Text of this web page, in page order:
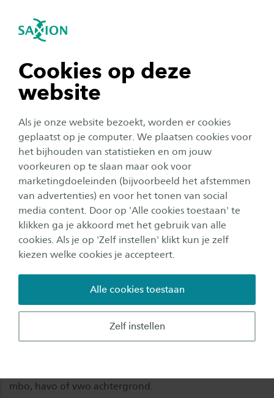
Cookies op deze
website
Als je onze website bezoekt, worden er cookies
geplaatst op je computer. We plaatsen cookies voor
het bijhouden van statistieken en om jouw
voorkeuren op te slaan maar ook voor
marketingdoeleinden (bijvoorbeeld het afstemmen
van advertenties) en voor het tonen van social
media content. Door op 'Alle cookies toestaan' te
klikken ga je akkoord met het gebruik van alle
cookies. Als je op 'Zelf instellen' klikt kun je zelf
kiezen welke cookies je accepteert.
Zelf instellen
Alle cookies toestaan
Navigatie openen
tonen
tonen
tonen
tonen
sluiten
SkillsCoach
Je wilt studeren, maar wat nu? Er komt veel op
je af en studeren aan het hbo is toch anders dan
de middelbare school of het mbo. Hoe fijn is het
dan om een coach te krijgen die je de do’s en
don’ts van studeren (bij Saxion) vertelt?
Aanmelder als mbo'er/havist/vwo'er?
Ik meld me aan voor een SkillsCoach
mbo, havo of vwo achtergrond.